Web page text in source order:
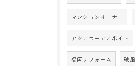
マンションオーナー
アクアコーディネイト
福岡リフォーム 破風